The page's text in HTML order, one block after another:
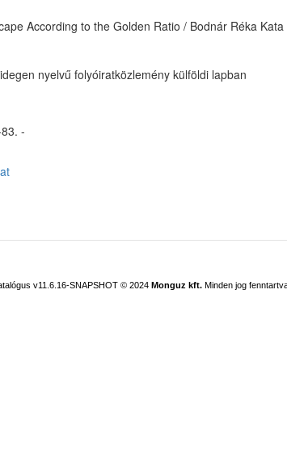
According to the Golden Ratio / Bodnár Réka Kata
idegen nyelvű folyóiratközlemény külföldi lapban
-
v11.6.16-SNAPSHOT © 2024 Monguz kft. Minden jog